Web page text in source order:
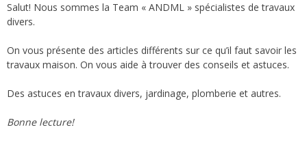
Salut! Nous sommes la Team « ANDML » spécialistes de travaux
divers.
On vous présente des articles différents sur ce qu’il faut savoir les
travaux maison. On vous aide à trouver des conseils et astuces.
Des astuces en travaux divers, jardinage, plomberie et autres.
Bonne lecture!